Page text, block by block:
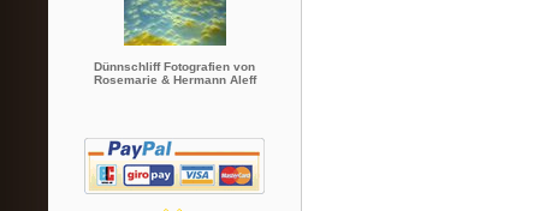
Dünnschliff Fotografien von
Rosemarie & Hermann Aleff